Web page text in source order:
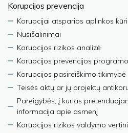
Korupcijos prevencija
Korupcijai atsparios aplinkos
Nusišalinimai
Korupcijos rizikos analizė
Korupcijos prevencijos
Korupcijos pasireiškimo tikimybė
Teisės aktų ar jų projektų
Pareigybės, į kurias
informacija apie asmenį
Korupcijos rizikos valdymo